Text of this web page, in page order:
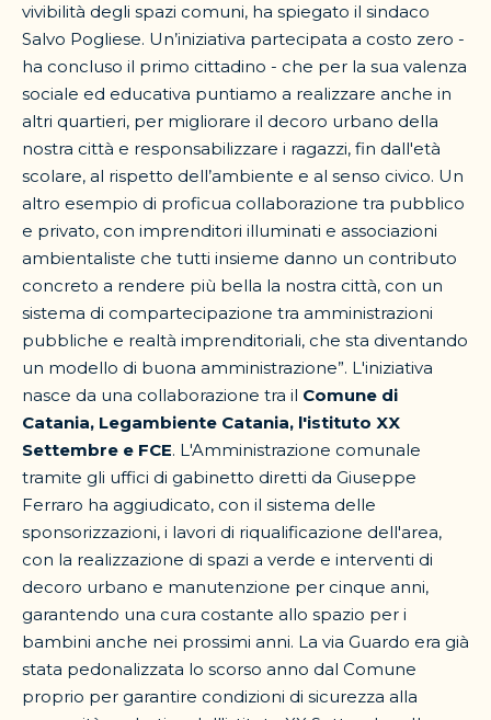
vivibilità degli spazi comuni, ha spiegato il sindaco
Salvo Pogliese. Un’iniziativa partecipata a costo zero -
ha concluso il primo cittadino - che per la sua valenza
sociale ed educativa puntiamo a realizzare anche in
altri quartieri, per migliorare il decoro urbano della
nostra città e responsabilizzare i ragazzi, fin dall'età
scolare, al rispetto dell’ambiente e al senso civico. Un
altro esempio di proficua collaborazione tra pubblico
e privato, con imprenditori illuminati e associazioni
ambientaliste che tutti insieme danno un contributo
concreto a rendere più bella la nostra città, con un
sistema di compartecipazione tra amministrazioni
pubbliche e realtà imprenditoriali, che sta diventando
un modello di buona amministrazione”. L'iniziativa
nasce da una collaborazione tra il Comune di
Catania, Legambiente Catania, l'istituto XX
Settembre e FCE. L'Amministrazione comunale
tramite gli uffici di gabinetto diretti da Giuseppe
Ferraro ha aggiudicato, con il sistema delle
sponsorizzazioni, i lavori di riqualificazione dell'area,
con la realizzazione di spazi a verde e interventi di
decoro urbano e manutenzione per cinque anni,
garantendo una cura costante allo spazio per i
bambini anche nei prossimi anni. La via Guardo era già
stata pedonalizzata lo scorso anno dal Comune
proprio per garantire condizioni di sicurezza alla